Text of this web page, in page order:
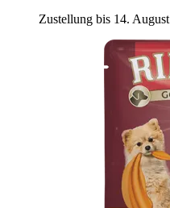
Zustellung bis 14. August